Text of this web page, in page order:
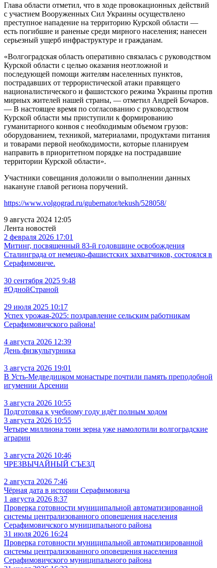
Глава области отметил, что в ходе провокационных действий
с участием Вооруженных Сил Украины осуществлено
преступное нападение на территорию Курской области —
есть погибшие и раненые среди мирного населения; нанесен
серьезный ущерб инфраструктуре и гражданам.
«Волгоградская область оперативно связалась с руководством
Курской области с целью оказания неотложной и
последующей помощи жителям населенных пунктов,
пострадавших от террористической атаки правящего
националистического и фашистского режима Украины против
мирных жителей нашей страны, — отметил Андрей Бочаров.
— В настоящее время по согласованию с руководством
Курской области мы приступили к формированию
гуманитарного конвоя с необходимым объемом грузов:
оборудованием, техникой, материалами, продуктами питания
и товарами первой необходимости, которые планируем
направить в приоритетном порядке на пострадавшие
территории Курской области».
Участники совещания доложили о выполнении данных
накануне главой региона поручений.
https://www.volgograd.ru/gubernator/tekush/528058/
9 августа 2024 12:05
Лента новостей
2 февраля 2026 17:01
Митинг, посвященный 83-й годовщине освобождения
Сталинграда от немецко-фашистских захватчиков, состоялся в
Серафимовиче.
30 сентября 2025 9:48
#ОднойСтраной
29 июля 2025 10:17
Успех урожая-2025: поздравление сельским работникам
Серафимовичского района!
4 августа 2026 12:39
День физкультурника
3 августа 2026 19:01
В Усть‑Медведицком монастыре почтили память преподобной
игумении Арсении
3 августа 2026 10:55
Подготовка к учебному году идёт полным ходом
3 августа 2026 10:55
Четыре миллиона тонн зерна уже намолотили волгоградские
аграрии
3 августа 2026 10:46
ЧРЕЗВЫЧАЙНЫЙ СЪЕЗД
2 августа 2026 7:46
Чёрная дата в истории Серафимовича
1 августа 2026 8:37
Проверка готовности муниципальной автоматизированной
системы централизованного оповещения населения
Серафимовичского муниципального района
31 июля 2026 16:24
Проверка готовности муниципальной автоматизированной
системы централизованного оповещения населения
Серафимовичского муниципального района